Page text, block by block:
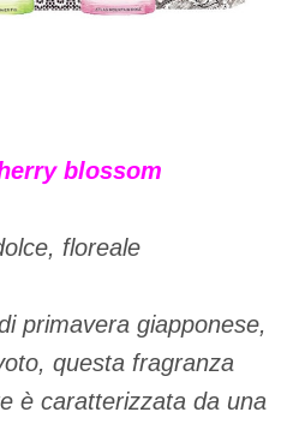
blossom
floreale
primavera giapponese,
questa fragranza
è caratterizzata da una